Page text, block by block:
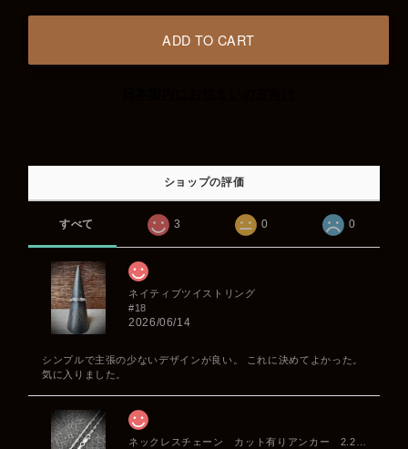
ADD TO CART
ショップの評価
すべて 3 0 0
ネイティブツイストリング
#18
2026/06/14
シンプルで主張の少ないデザインが良い。 これに決めてよかった。
気に入りました。